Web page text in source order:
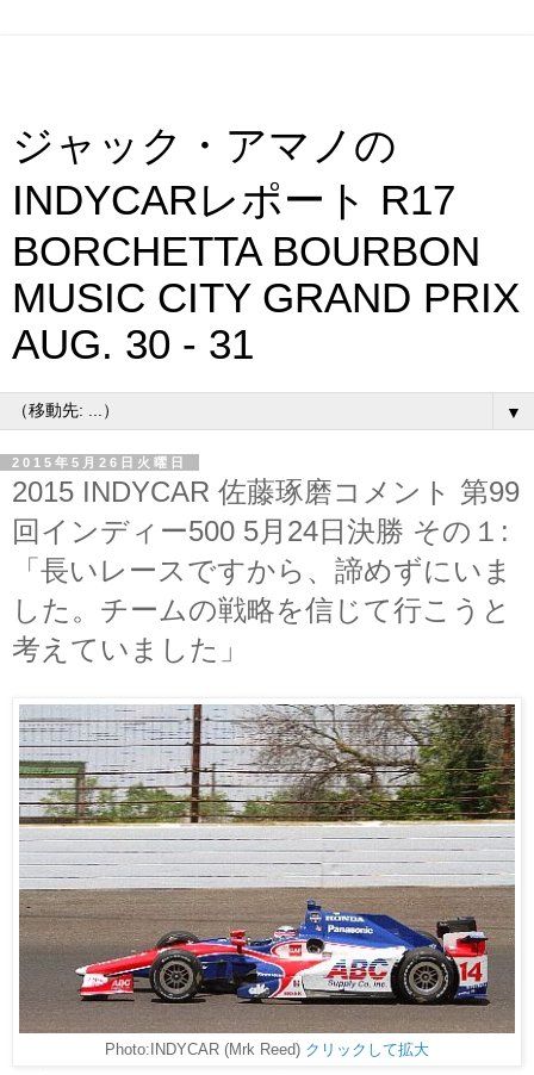
ジャック・アマノの
INDYCARレポート R17
BORCHETTA BOURBON
MUSIC CITY GRAND PRIX
AUG. 30 - 31
▼
2015年5月26日火曜日
2015 INDYCAR 佐藤琢磨コメント 第99
回インディー500 5月24日決勝 その１:
「長いレースですから、諦めずにいま
した。チームの戦略を信じて行こうと
考えていました」
Photo:INDYCAR (Mrk Reed) クリックして拡大